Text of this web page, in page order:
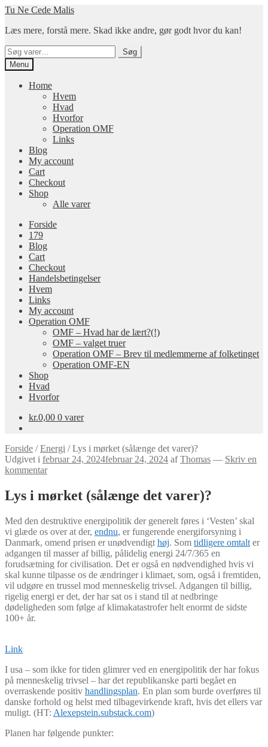
Spring
navigation
Spring
indhold
Tu Ne Cede Malis
Læs mere, forstå mere. Skad ikke andre, gør godt hvor du kan!
Søg
efter:
Søg
Menu
Home
Hvem
Hvad
Hvorfor
Operation OMF
Links
Blog
My account
Cart
Checkout
Shop
Alle varer
Forside
179
Blog
Cart
Checkout
Handelsbetingelser
Hvem
Links
My account
Operation OMF
OMF – Hvad har de lært?(!)
OMF – valget truer
Operation OMF – Brev til medlemmerne af folketinget
Operation OMF-EN
Shop
Hvad
Hvorfor
kr.0,00 0 varer
Forside /Energi /Lys i mørket (sålænge det varer)?
Udgivet i februar 24, 2024februar 24, 2024 afThomas — Skriv en
kommentar
Lys i mørket (sålænge det varer)?
Med den destruktive energipolitik der generelt føres i ‘Vesten’ skal
vi glæde os over at der, endnu, er fungerende energiforsyning i
Danmark, omend prisen er unødvendigt høj. Som tidligere omtalt er
adgangen til masser af billig, pålidelig energi 24/7/365 en
forudsætning for civilisation. Det er også en nødvendighed hvis vi
skal kunne tilpasse os de ændringer i klimaet, som, også i fremtiden,
vil udgøre en trussel mod menneskelig trivsel. Adgangen til billig,
rigelig energi er det, der har sat os i stand til at nedbringe
dødeligheden som følge af klimakatastrofer helt enormt de sidste
100+ år.
Link
I usa – som ikke for tiden glimrer ved en energipolitik der har fokus
på menneskelig trivsel – har det republikanske parti begået en
overraskende positiv handlingsplan. En plan som burde overføres til
danske forhold og helst med tilbagevirkende kraft, hvis det ellers var
muligt. (HT: Alexepstein.substack.com)
Planen har følgende punkter: